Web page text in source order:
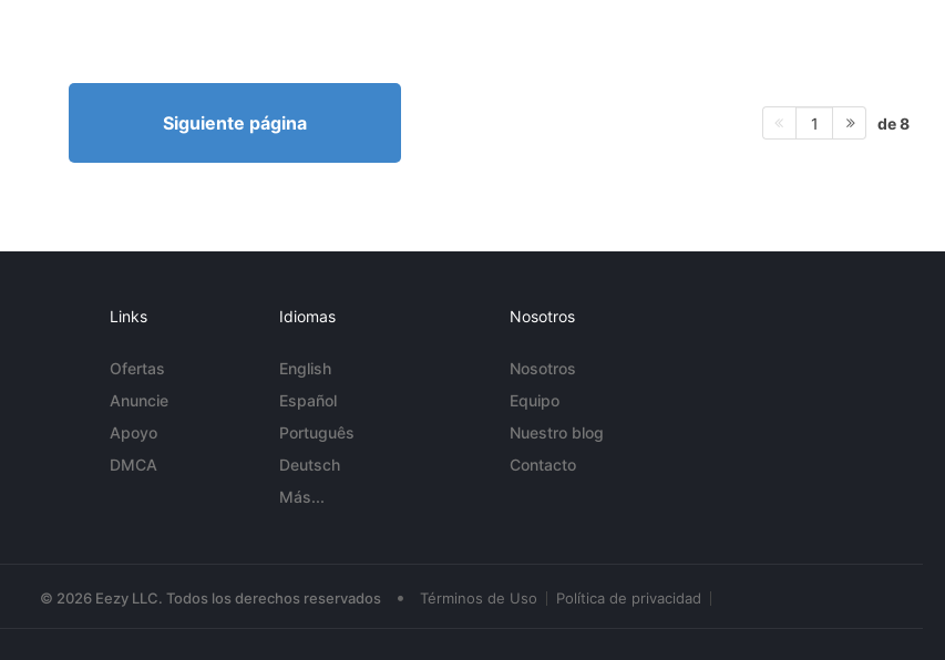
Siguiente página 1 de 8
Links
Ofertas
Anuncie
Apoyo
DMCA
Idiomas
English
Español
Português
Deutsch
Más...
Nosotros
Nosotros
Equipo
Nuestro blog
Contacto
© 2026 Eezy LLC. Todos los derechos reservados • Términos de Uso Política de privacidad